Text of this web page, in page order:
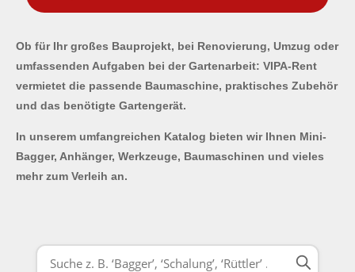
Ob für Ihr großes Bauprojekt, bei Renovierung, Umzug oder
umfassenden Aufgaben bei der Gartenarbeit: VIPA-Rent
vermietet die passende Baumaschine, praktisches Zubehör
und das benötigte Gartengerät.
In unserem umfangreichen Katalog bieten wir Ihnen Mini-
Bagger, Anhänger, Werkzeuge, Baumaschinen und vieles
mehr zum Verleih an.